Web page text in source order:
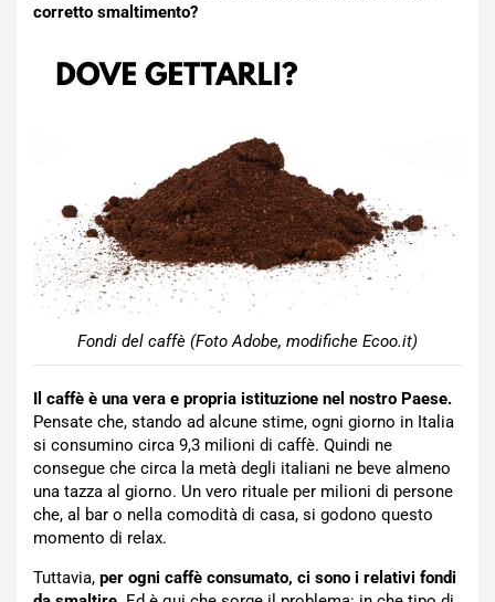
corretto smaltimento?
Fondi del caffè (Foto Adobe, modifiche Ecoo.it)
Il caffè è una vera e propria istituzione nel nostro Paese.
Pensate che, stando ad alcune stime, ogni giorno in Italia
si consumino circa 9,3 milioni di caffè. Quindi ne
consegue che circa la metà degli italiani ne beve almeno
una tazza al giorno. Un vero rituale per milioni di persone
che, al bar o nella comodità di casa, si godono questo
momento di relax.
Tuttavia, per ogni caffè consumato, ci sono i relativi fondi